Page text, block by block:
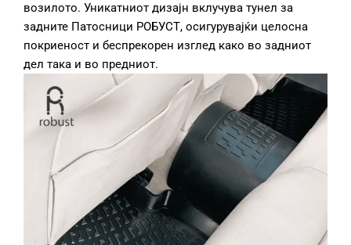
возилото. Уникатниот дизајн вклучува тунел за
задните Патосници РОБУСТ, осигурувајќи целосна
покриеност и беспрекорен изглед како во задниот
дел така и во предниот.